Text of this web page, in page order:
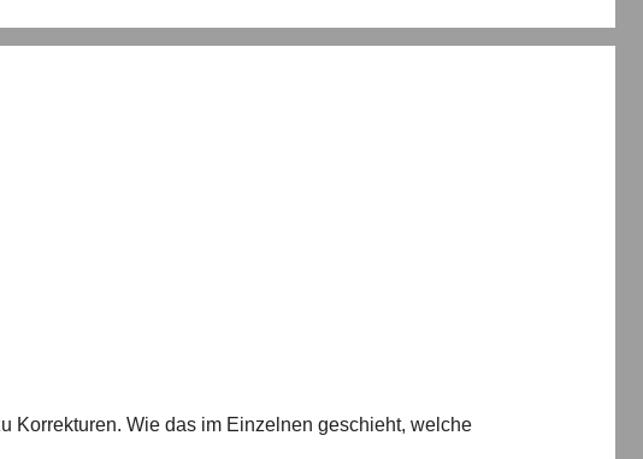
Korrekturen. Wie das im Einzelnen geschieht, welche